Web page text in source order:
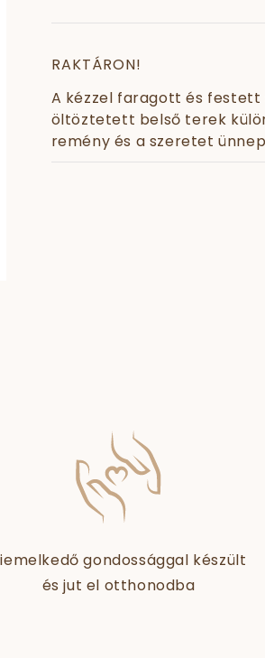
RAKTÁRON!
A kézzel faragott és festett
öltöztetett belső terek
remény és a szeretet
gondossággal készült
és jut el otthonodba